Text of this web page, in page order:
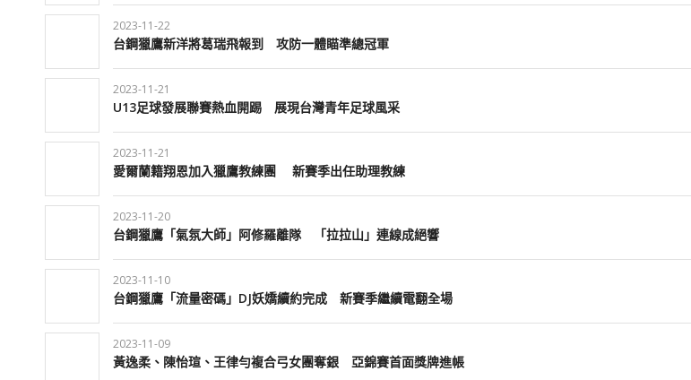
2023-11-22
台鋼獵鷹新洋將葛瑞飛報到 攻防一體瞄準總冠軍
2023-11-21
U13足球發展聯賽熱血開踢 展現台灣青年足球風采
2023-11-21
愛爾蘭籍翔恩加入獵鷹教練團 新賽季出任助理教練
2023-11-20
台鋼獵鷹「氣氛大師」阿修羅離隊 「拉拉山」連線成絕響
2023-11-10
台鋼獵鷹「流量密碼」DJ妖嬌續約完成 新賽季繼續電翻全場
2023-11-09
黃逸柔、陳怡瑄、王律勻複合弓女團奪銀 亞錦賽首面獎牌進帳